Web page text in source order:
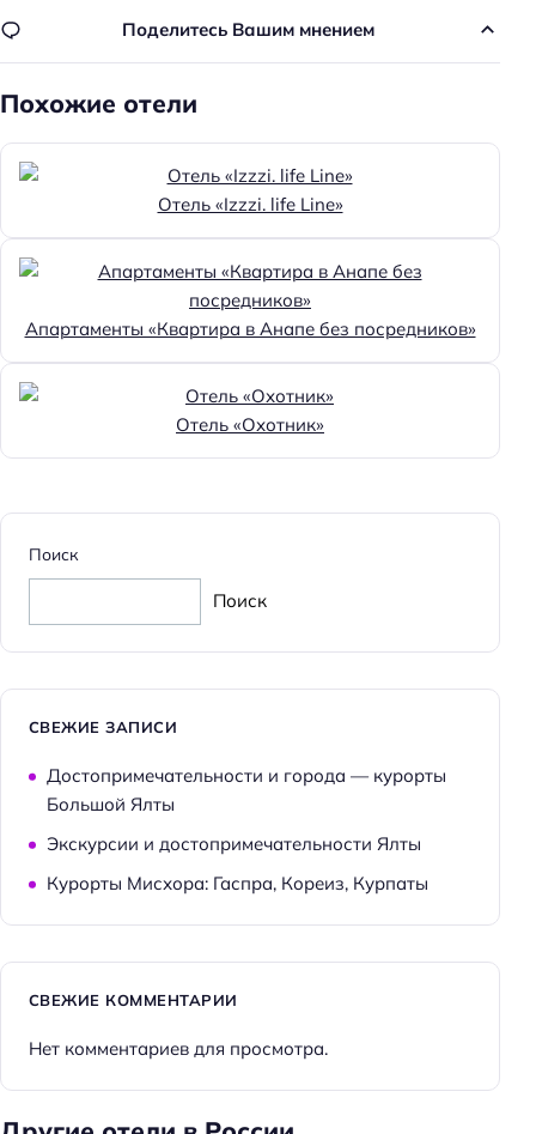
Поделитесь Вашим мнением
Похожие отели
Отель «Izzzi. life Line»
Апартаменты «Квартира в Анапе без посредников»
Отель «Охотник»
Поиск
Поиск
СВЕЖИЕ ЗАПИСИ
Достопримечательности и города — курорты
Большой Ялты
Экскурсии и достопримечательности Ялты
Курорты Мисхора: Гаспра, Кореиз, Курпаты
СВЕЖИЕ КОММЕНТАРИИ
Нет комментариев для просмотра.